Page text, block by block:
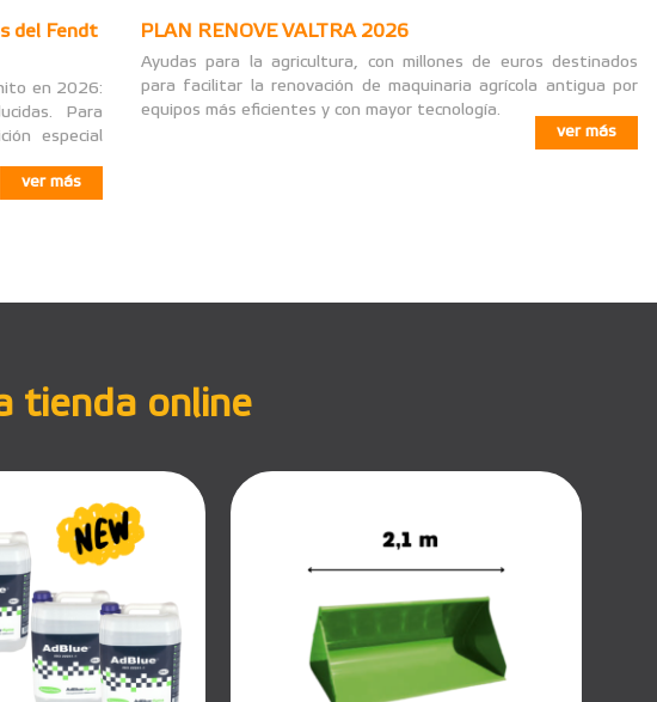
del Fendt
en 2026:
Para
especial
ver más
PLAN RENOVE VALTRA 2026
Ayudas para la agricultura, con millones de euros destinados
para facilitar la renovación de maquinaria agrícola antigua por
equipos más eficientes y con mayor tecnología.
ver más
tienda online